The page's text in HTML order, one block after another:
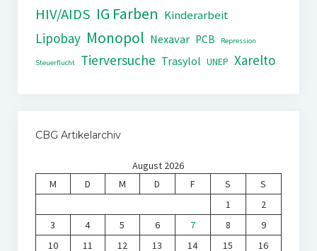
HIV/AIDS IG Farben Kinderarbeit
Lipobay Monopol Nexavar PCB Repression
Steuerflucht Tierversuche Trasylol UNEP Xarelto
CBG Artikelarchiv
August 2026
M
D M D F S
S
1
2
3
4 5 6 7 8
9
10
11 12 13 14 15 16